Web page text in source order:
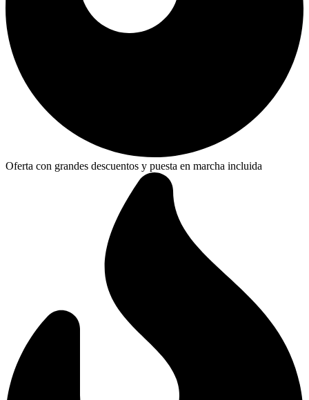
Oferta con grandes descuentos y puesta en marcha incluida